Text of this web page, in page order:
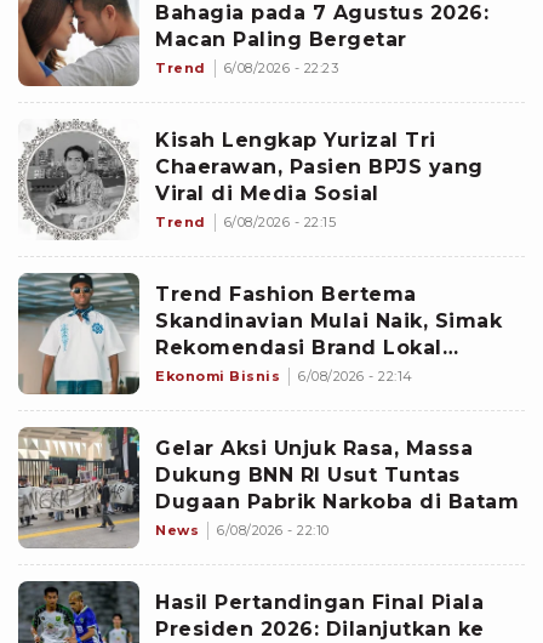
Bahagia pada 7 Agustus 2026:
Macan Paling Bergetar
Trend 6/08/2026 - 22:23
Kisah Lengkap Yurizal Tri
Chaerawan, Pasien BPJS yang
Viral di Media Sosial
Trend 6/08/2026 - 22:15
Trend Fashion Bertema
Skandinavian Mulai Naik, Simak
Rekomendasi Brand Lokal
Dengan Harga Yang Affordable
Ekonomi Bisnis 6/08/2026 - 22:14
Gelar Aksi Unjuk Rasa, Massa
Dukung BNN RI Usut Tuntas
Dugaan Pabrik Narkoba di Batam
News 6/08/2026 - 22:10
Hasil Pertandingan Final Piala
Presiden 2026: Dilanjutkan ke